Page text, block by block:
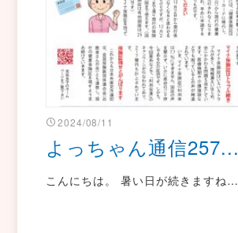
2024/08/11
よっちゃん通信257...
こんにちは。 暑い日が続きますね…